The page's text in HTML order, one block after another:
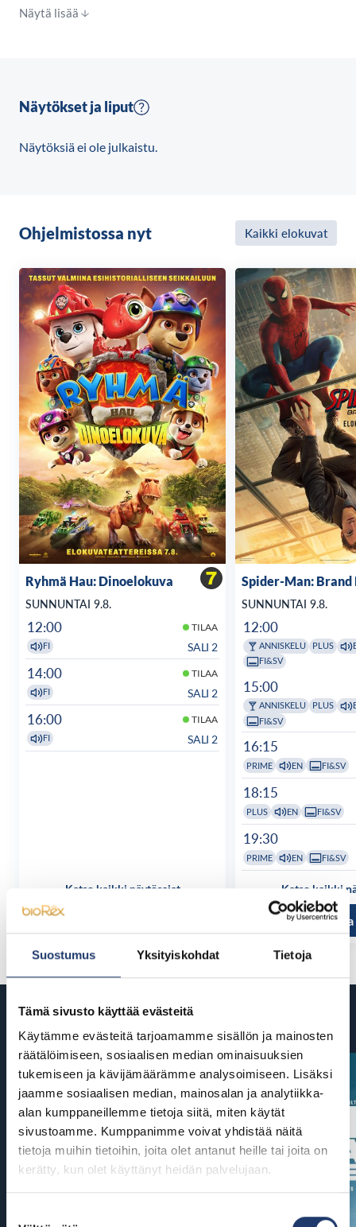
Suostumus Yksityiskohdat Tietoja
Tämä sivusto käyttää evästeitä
Käytämme evästeitä tarjoamamme sisällön ja mainosten
räätälöimiseen, sosiaalisen median ominaisuuksien
tukemiseen ja kävijämäärämme analysoimiseen. Lisäksi
jaamme sosiaalisen median, mainosalan ja analytiikka-
alan kumppaneillemme tietoja siitä, miten käytät
sivustoamme. Kumppanimme voivat yhdistää näitä
tietoja muihin tietoihin, joita olet antanut heille tai joita on
kerätty, kun olet käyttänyt heidän palvelujaan.
Näytä lisää
Näytökset ja liput
Näytöksiä ei ole julkaistu.
Ohjelmistossa nyt Kaikki elokuvat
Ryhmä Hau: Dinoelokuva
SUNNUNTAI 9.8.
12:00 TILAA
FI SALI 2
14:00 TILAA
FI SALI 2
16:00 TILAA
FI SALI 2
Katso kaikki näytösajat
Spider-Man: Brand
SUNNUNTAI 9.8.
12:00
ANNISKELU PLUS
FI&SV
15:00
ANNISKELU PLUS
FI&SV
16:15
PRIME EN FI&SV
18:15
PLUS EN FI&SV
19:30
PRIME EN FI&SV
Katso kaikki
Tutustu ja
Tulossa